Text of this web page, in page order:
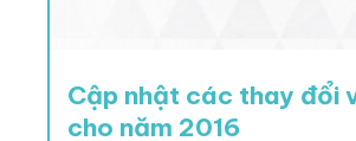
Cập nhật các thay đổi
cho năm 2016